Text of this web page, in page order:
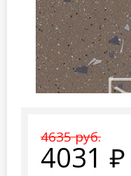
4635 руб.
4031